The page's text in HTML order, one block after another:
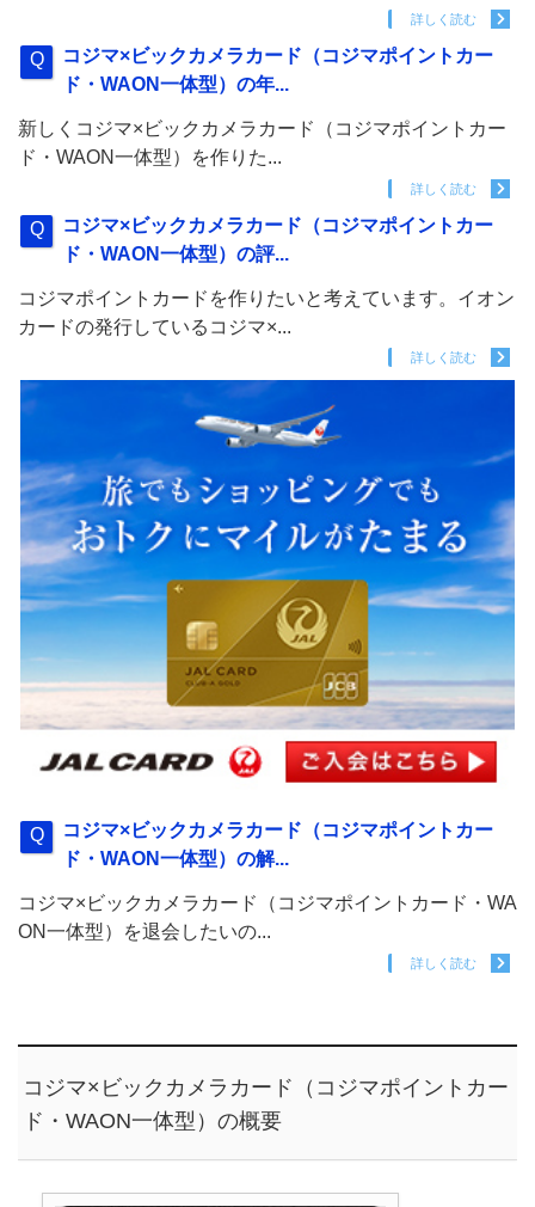
詳しく読む
コジマ×ビックカメラカード（コジマポイントカー
ド・WAON一体型）の年...
新しくコジマ×ビックカメラカード（コジマポイントカー
ド・WAON一体型）を作りた...
詳しく読む
コジマ×ビックカメラカード（コジマポイントカー
ド・WAON一体型）の評...
コジマポイントカードを作りたいと考えています。イオン
カードの発行しているコジマ×...
詳しく読む
コジマ×ビックカメラカード（コジマポイントカー
ド・WAON一体型）の解...
コジマ×ビックカメラカード（コジマポイントカード・WA
ON一体型）を退会したいの...
詳しく読む
コジマ×ビックカメラカード（コジマポイントカー
ド・WAON一体型）の概要